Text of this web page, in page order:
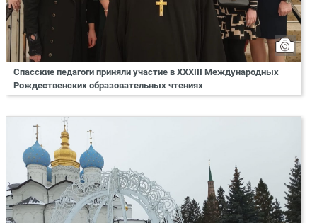
Спасские педагоги приняли участие в XXXIII Международных
Рождественских образовательных чтениях